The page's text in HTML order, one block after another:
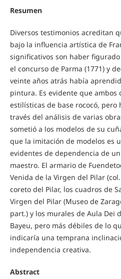
Resumen
Diversos testimonios acreditan
bajo la influencia artística de
significativos son haber
el concurso de Parma (1771) y
veinte años atrás había
pintura. Es evidente que ambos
estilísticas de base rococó,
través del análisis de varias
sometió a los modelos de su
que la imitación de modelos es
evidentes de dependencia de
maestro. El armario de
Venida de la Virgen del Pilar
coreto del Pilar, los cuadros de
Virgen del Pilar (Museo de
part.) y los murales de Aula Dei
Bayeu, pero más débiles de lo
indicaría una temprana
independencia creativa.
Abstract